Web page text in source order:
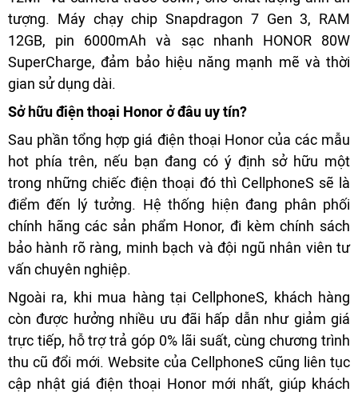
tượng. Máy chạy chip Snapdragon 7 Gen 3, RAM
12GB, pin 6000mAh và sạc nhanh HONOR 80W
SuperCharge, đảm bảo hiệu năng mạnh mẽ và thời
gian sử dụng dài.
Sở hữu điện thoại Honor ở đâu uy tín?
Sau phần tổng hợp giá điện thoại Honor của các mẫu
hot phía trên, nếu bạn đang có ý định sở hữu một
trong những chiếc điện thoại đó thì CellphoneS sẽ là
điểm đến lý tưởng. Hệ thống hiện đang phân phối
chính hãng các sản phẩm Honor, đi kèm chính sách
bảo hành rõ ràng, minh bạch và đội ngũ nhân viên tư
vấn chuyên nghiệp.
Ngoài ra, khi mua hàng tại CellphoneS, khách hàng
còn được hưởng nhiều ưu đãi hấp dẫn như giảm giá
trực tiếp, hỗ trợ trả góp 0% lãi suất, cùng chương trình
thu cũ đổi mới. Website của CellphoneS cũng liên tục
cập nhật giá điện thoại Honor mới nhất, giúp khách